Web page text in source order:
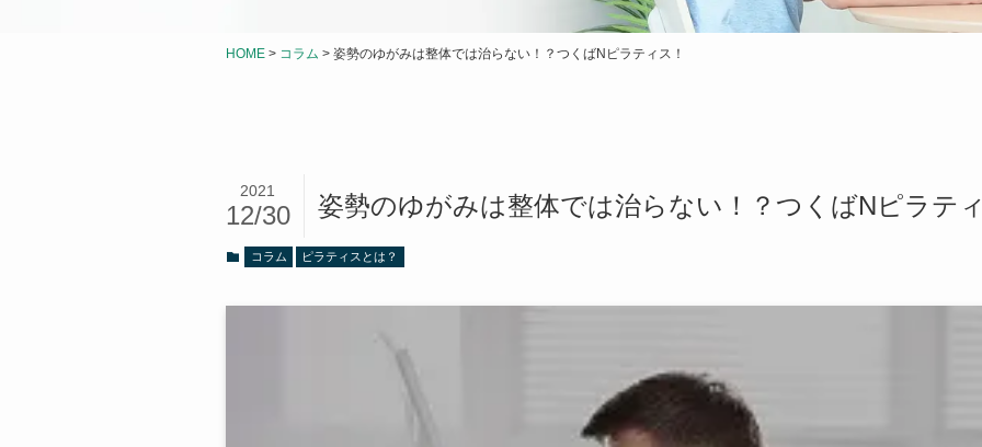
HOME> コラム > 姿勢のゆがみは整体では治らない！？つくばNピラティス！
姿勢のゆがみは整体では治らない！？つくばNピラテ
2021
12/30
コラム ピラティスとは？